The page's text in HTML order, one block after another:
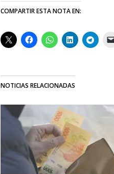
COMPARTIR ESTA NOTA EN:
NOTICIAS RELACIONADAS